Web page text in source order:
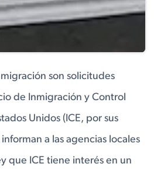
son solicitudes
de Inmigración y Control
Unidos (ICE, por sus
a las agencias locales
que ICE tiene interés en un